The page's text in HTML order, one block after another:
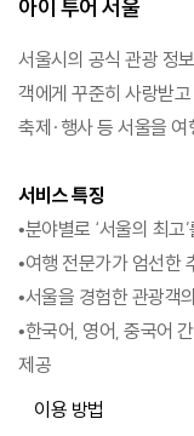
아이 투어 서울
서울시의 공식 관광 정
객에게 꾸준히 사랑받
축제·행사 등 서울을 여
서비스 특징
•분야별로 ‘서울의 최고
•여행 전문가가 엄선한
•서울을 경험한 관광객
•한국어, 영어, 중국어
제공
이용 방법